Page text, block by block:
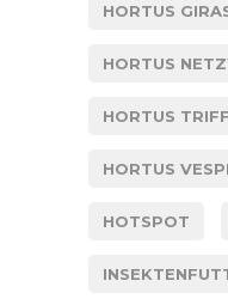
HORTUS
HORTUS
HORTUS
HORTUS
HOTSPOT